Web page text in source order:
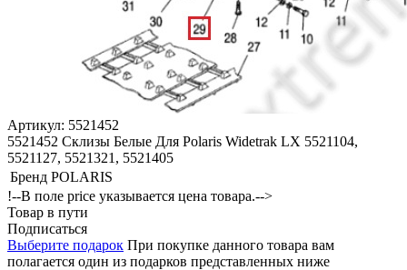
Артикул: 5521452
5521452 Склизы Белые Для Polaris Widetrak LX 5521104,
5521127, 5521321, 5521405
Бренд POLARIS
!--В поле price указывается цена товара.-->
Товар в пути
Подписаться
Выберите подарок При покупке данного товара вам
полагается один из подарков представленных ниже